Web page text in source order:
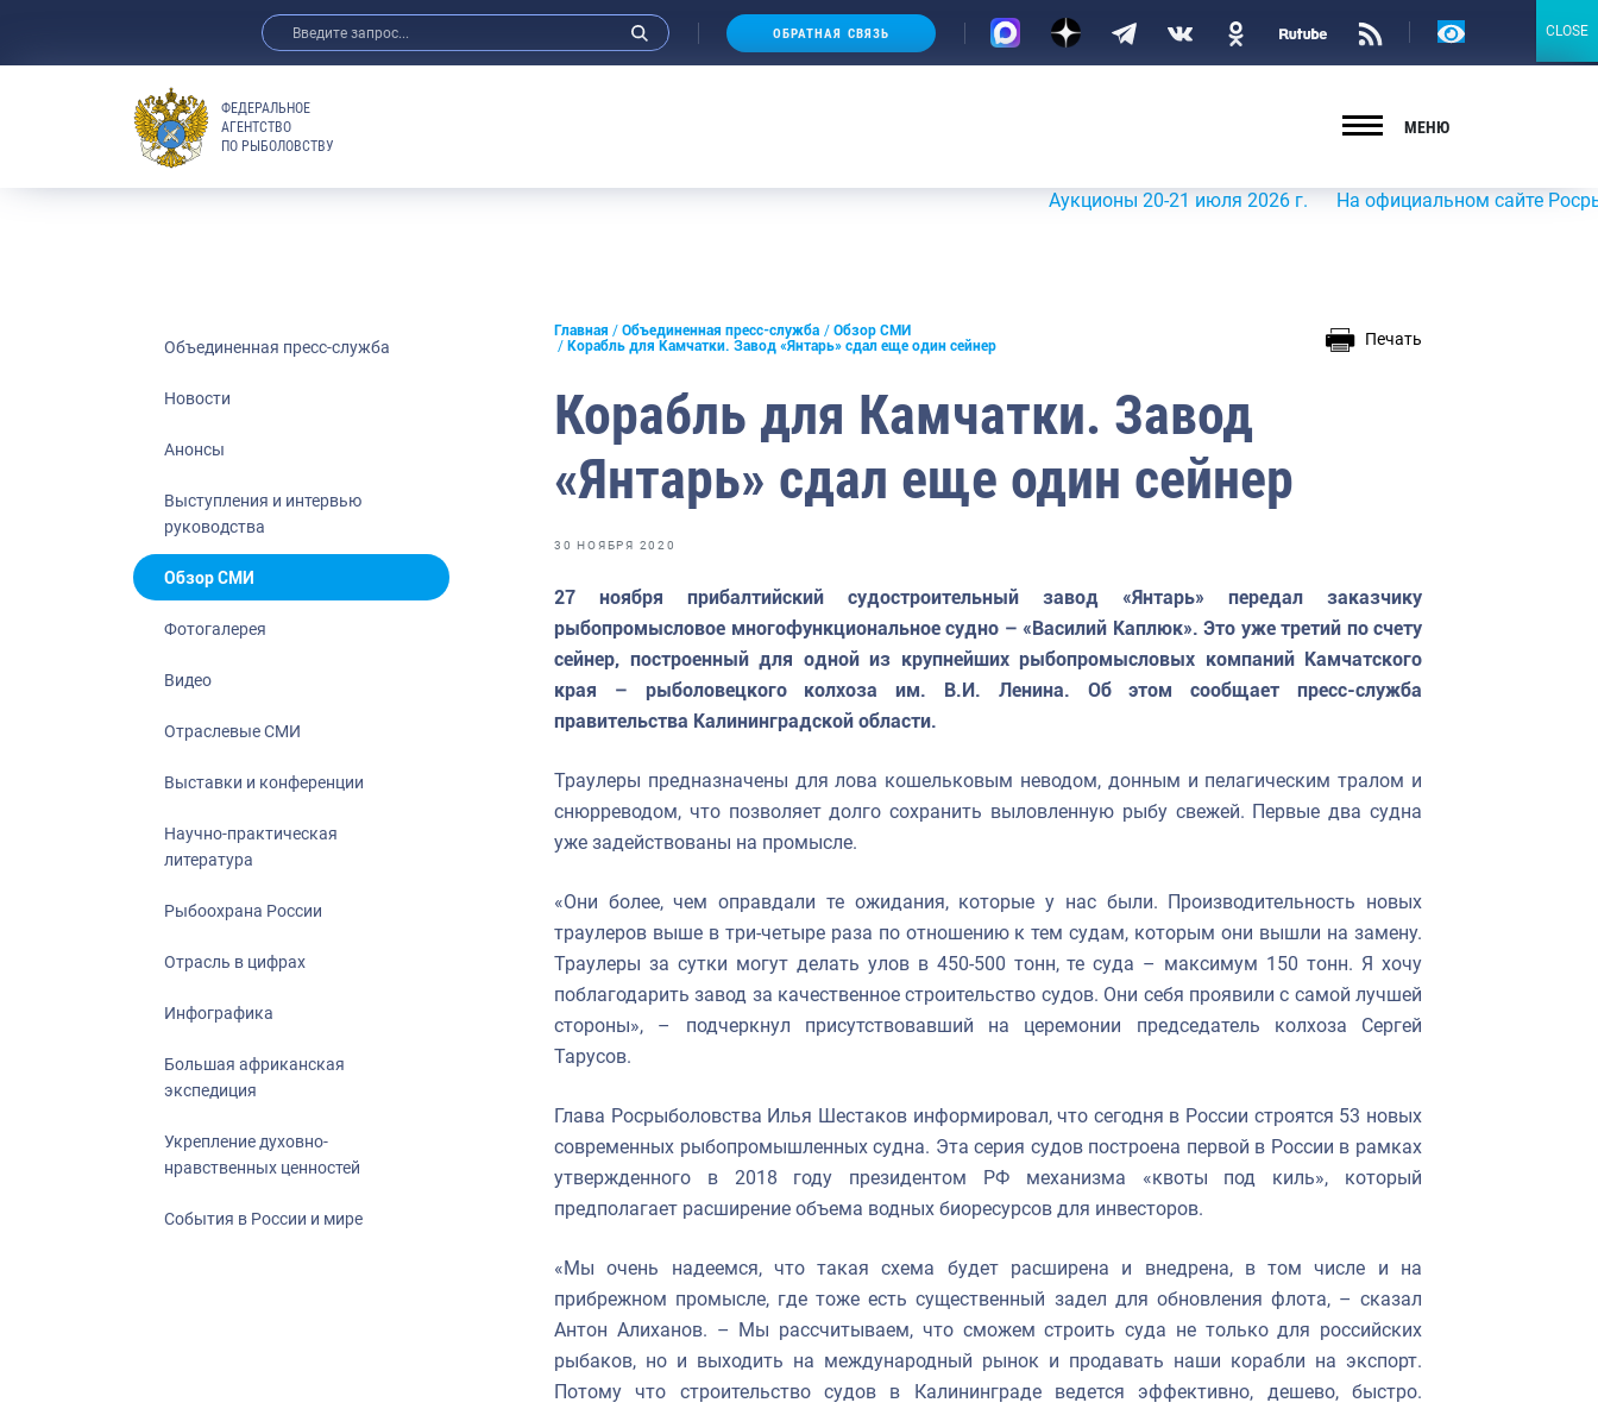
Анонсы
Выставки и конференции
Научно-практическая литература
Рыбоохрана России
Инфографика
Большая африканская экспедиция
Укрепление духовно-нравственных
ОБРАТНАЯ СВЯЗЬ
Версия
ФЕДЕРАЛЬНОЕ
АГЕНТСТВО
ПО РЫБОЛОВСТВУ
МЕНЮ
Аукционы 20-21 июля 2026 г. На официальном сайте
Объединенная пресс-служба
Новости
Анонсы
Выступления и интервью
руководства
Обзор СМИ
Фотогалерея
Видео
Отраслевые СМИ
Выставки и конференции
Научно-практическая
литература
Рыбоохрана России
Отрасль в цифрах
Инфографика
Большая африканская
экспедиция
Укрепление духовно-
нравственных ценностей
События в России и мире
Главная Объединенная пресс-служба
Обзор СМИ
Корабль для Камчатки. Завод «Янтарь» сдал еще один сейнер
Печать
Корабль для Камчатки. Завод
«Янтарь» сдал еще один сейнер
30 НОЯБРЯ 2020
27 ноября прибалтийский судостроительный завод «Янтарь» передал заказчику
рыбопромысловое многофункциональное судно – «Василий Каплюк». Это уже третий по счету
сейнер, построенный для одной из крупнейших рыбопромысловых компаний Камчатского
края – рыболовецкого колхоза им. В.И. Ленина. Об этом сообщает пресс-служба
правительства Калининградской области.
Траулеры предназначены для лова кошельковым неводом, донным и пелагическим тралом и
снюрреводом, что позволяет долго сохранить выловленную рыбу свежей. Первые два судна
уже задействованы на промысле.
«Они более, чем оправдали те ожидания, которые у нас были. Производительность новых
траулеров выше в три-четыре раза по отношению к тем судам, которым они вышли на замену.
Траулеры за сутки могут делать улов в 450-500 тонн, те суда – максимум 150 тонн. Я хочу
поблагодарить завод за качественное строительство судов. Они себя проявили с самой лучшей
стороны», – подчеркнул присутствовавший на церемонии председатель колхоза Сергей
Тарусов.
Глава Росрыболовства Илья Шестаков информировал, что сегодня в России строятся 53 новых
современных рыбопромышленных судна. Эта серия судов построена первой в России в рамках
утвержденного в 2018 году президентом РФ механизма «квоты под киль», который
предполагает расширение объема водных биоресурсов для инвесторов.
«Мы очень надеемся, что такая схема будет расширена и внедрена, в том числе и на
прибрежном промысле, где тоже есть существенный задел для обновления флота, – сказал
Антон Алиханов. – Мы рассчитываем, что сможем строить суда не только для российских
рыбаков, но и выходить на международный рынок и продавать наши корабли на экспорт.
Потому что строительство судов в Калининграде ведется эффективно, дешево, быстро.
CLOSE
CLOSE